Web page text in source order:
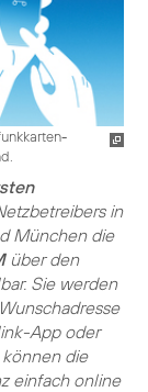
in
München die
über den
Sie werden
App oder
die
einfach online